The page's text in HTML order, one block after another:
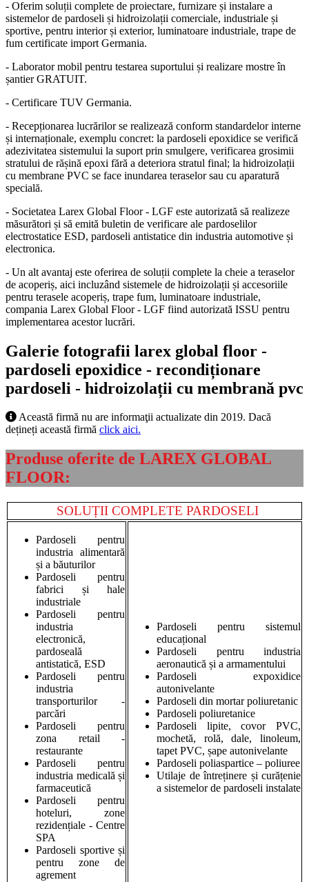
- Oferim soluții complete de proiectare, furnizare și instalare a
sistemelor de pardoseli și hidroizolații comerciale, industriale și
sportive, pentru interior și exterior, luminatoare industriale, trape de
fum certificate import Germania.
- Laborator mobil pentru testarea suportului și realizare mostre în
șantier GRATUIT.
- Certificare TUV Germania.
- Recepționarea lucrărilor se realizează conform standardelor interne
și internaționale, exemplu concret: la pardoseli epoxidice se verifică
adezivitatea sistemului la suport prin smulgere, verificarea grosimii
stratului de rășină epoxi fără a deteriora stratul final; la hidroizolații
cu membrane PVC se face inundarea teraselor sau cu aparatură
specială.
- Societatea Larex Global Floor - LGF este autorizată să realizeze
măsurători și să emită buletin de verificare ale pardoselilor
electrostatice ESD, pardoseli antistatice din industria automotive și
electronica.
- Un alt avantaj este oferirea de soluții complete la cheie a teraselor
de acoperiș, aici incluzând sistemele de hidroizolații și accesoriile
pentru terasele acoperiș, trape fum, luminatoare industriale,
compania Larex Global Floor - LGF fiind autorizată ISSU pentru
implementarea acestor lucrări.
Galerie fotografii larex global floor -
pardoseli epoxidice - recondiționare
pardoseli - hidroizolații cu membrană pvc
Această firmă nu are informaţii actualizate din 2019. Dacă
dețineți această firmă click aici.
Produse oferite de LAREX GLOBAL
FLOOR:
SOLUȚII COMPLETE PARDOSELI
Pardoseli pentru
industria alimentară
și a băuturilor
Pardoseli pentru
fabrici și hale
industriale
Pardoseli pentru
industria
electronică,
pardoseală
antistatică, ESD
Pardoseli pentru
industria
transporturilor -
parcări
Pardoseli pentru
zona retail -
restaurante
Pardoseli pentru
industria medicală și
farmaceutică
Pardoseli pentru
hoteluri, zone
rezidențiale - Centre
SPA
Pardoseli sportive și
pentru zone de
agrement
Pardoseli pentru sistemul
educațional
Pardoseli pentru industria
aeronautică și a armamentului
Pardoseli expoxidice
autonivelante
Pardoseli din mortar poliuretanic
Pardoseli poliuretanice
Pardoseli lipite, covor PVC,
mochetă, rolă, dale, linoleum,
tapet PVC, șape autonivelante
Pardoseli poliaspartice – poliuree
Utilaje de întreținere și curățenie
a sistemelor de pardoseli instalate